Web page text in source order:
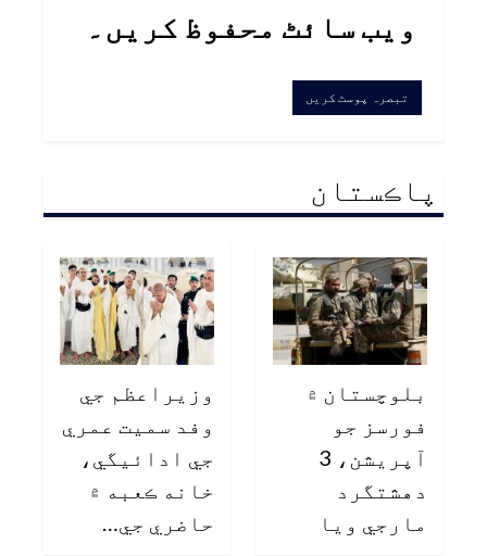
ویب سائٹ محفوظ کریں۔
پاڪستان
بلوچستان ۾
فورسز جو
آپريشن، 3
دهشتگرد
مارجي ويا
وزيراعظم جي
وفد سميت عمري
جي ادائيگي،
خانه ڪعبه ۾
حاضري جي…